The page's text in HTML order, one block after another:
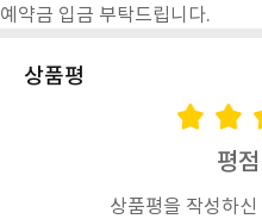
예약금 입금 부탁드립니다.
상품평
평점
상품평을 작성하신